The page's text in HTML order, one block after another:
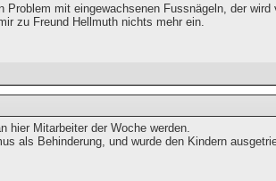
Problem mit eingewachsenen Fussnägeln, der wird
zu Freund Hellmuth nichts mehr ein.
hier Mitarbeiter der Woche werden.
als Behinderung, und wurde den Kindern